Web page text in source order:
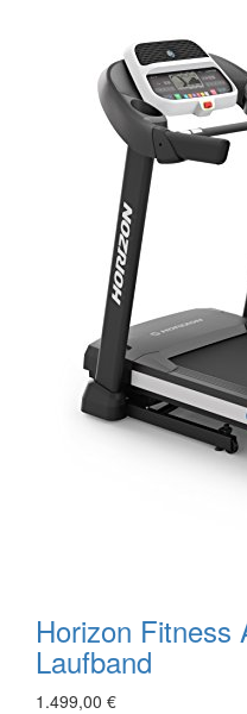
Horizon Fitness
Laufband
1.499,00 €